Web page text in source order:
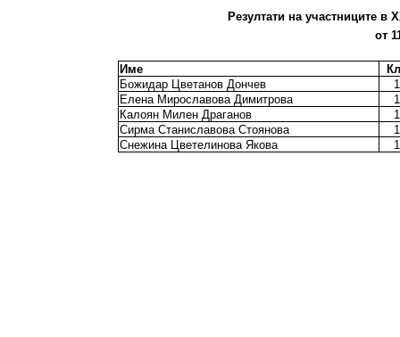
Резултати на участниците в
от
Име
Божидар Цветанов Дончев
Елена Мирославова Димитрова
Калоян Милен Драганов
Сирма Станиславова Стоянова
Снежина Цветелинова Якова